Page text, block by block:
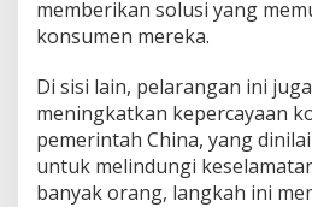
memberikan solusi yang
konsumen mereka.
Di sisi lain, pelarangan ini
meningkatkan kepercayaan
pemerintah China, yang
untuk melindungi
banyak orang, langkah ini